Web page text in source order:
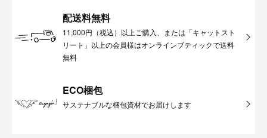
配送料無料
11,000円（税込）以上ご購入、または「キャットスト
リート」以上の会員様はオンラインブティックで送料
無料
ECO梱包
サステナブルな梱包資材でお届けします